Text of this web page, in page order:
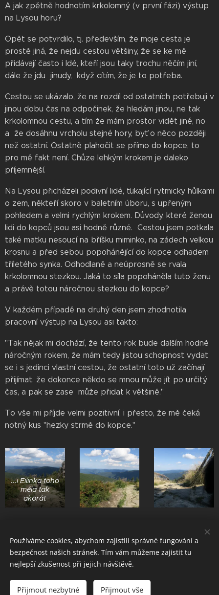
A jak zpětně hodnotím krkolomný (v první fázi) výstup
na Lysou horu?
Opět se potvrdilo, tj. především, že moje cesta je
prostě jiná, že nejdu cestou většiny, že se ke mě
přidávají často i ldé, kteří jsou taky trochu něčím jiní,
dále že jdu jinudy, když cítím, že je to potřeba.
Cestou se ukázalo, že na rozdíl od ostatních potřebuji v
jinou dobu čas na odpočinek, že hledám jinou, ne tak
krkolomnou cestu, a tím že mám prostor vidět jiné, no
a že dosáhnu vrcholu stejné hory, byť o něco později
než ostatní. Ostatně plahočit se přímo do kopce, to
pro mě fakt není. Chůze lehkým krokem je daleko
příjemnější.
Na Lysou přicházeli podivní lidé, ťukající rytmicky hůlkami
o zem, někteří skoro v baletním úboru, s upřeným
pohledem a velmi rychlým krokem. Důvody, které ženou
lidi do kopců jsou asi hodně různé. Cestou jsem potkala
také matku nesoucí na bříšku miminko, na zádech velkou
krosnu a před sebou popohánějící do kopce odhadem
tříletého synka. Odhodlaně a neúprosně se rvala
krkolomnou stezkou. Jaká to síla popoháněla tuto ženu
a právě totou náročnou stezkou do kopce?
V každém případě na druhý den jsem zhodnotila
pracovní výstup na Lysou asi takto:
"Tak nějak mi dochází, že tento rok bude dalším hodně
náročným rokem, že mám tedy jistou schopnost vydat
se i s jedinci vlastní cestou, že ostatní toto už začínají
přijímat, že dokonce někdo se mnou může jít po určitý
čas, a pak se zase může přidat k většině."
To vše mi příjde velmi pozitivní, i přesto, že mě čeká
notný kus "hezky strmě do kopce."
...i Eilinka toho
měla tak
akorát
© 2016 Taťana Sajdok
Používáme cookies, abychom zajistili správné fungování a
bezpečnost našich stránek. Tím vám můžeme zajistit tu
nejlepší zkušenost při jejich návštěvě.
Přijmout nezbytné Přijmout vše